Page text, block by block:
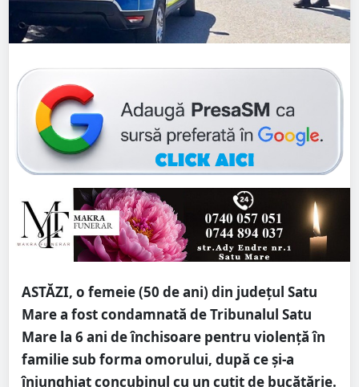
ASTĂZI, o femeie (50 de ani) din județul Satu
Mare a fost condamnată de Tribunalul Satu
Mare la 6 ani de închisoare pentru violență în
familie sub forma omorului, după ce și-a
înjunghiat concubinul cu un cuțit de bucătărie.